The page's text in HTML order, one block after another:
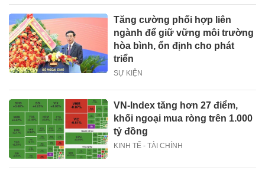
Tăng cường phối hợp liên
ngành để giữ vững môi trường
hòa bình, ổn định cho phát
triển
SỰ KIỆN
VN-Index tăng hơn 27 điểm,
khối ngoại mua ròng trên 1.000
tỷ đồng
KINH TẾ - TÀI CHÍNH